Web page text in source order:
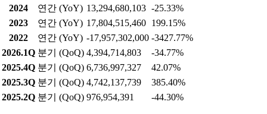
2024
연간 (YoY) 13,294,680,103 -25.33%
2023
연간 (YoY) 17,804,515,460 199.15%
2022
연간 (YoY) -17,957,302,000 -3427.77%
2026.1Q 분기 (QoQ) 4,394,714,803
-34.77%
2025.4Q 분기 (QoQ) 6,736,997,327
42.07%
2025.3Q 분기 (QoQ) 4,742,137,739
385.40%
2025.2Q 분기 (QoQ) 976,954,391 -44.30%